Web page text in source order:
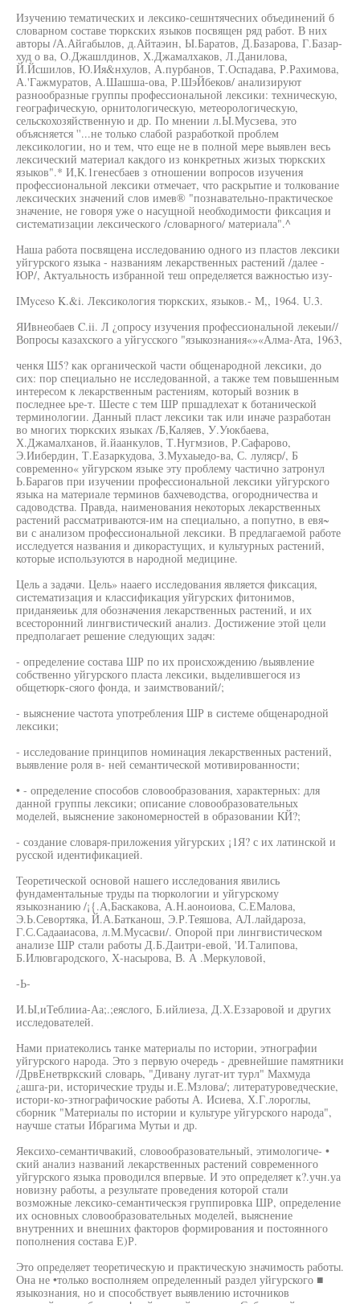
Изучению тематических и лексико-сешнтячесних объединений б
словарном составе тюркских языков посвящен ряд работ. В них
авторы /А.Айгабылов, д.Айтаэин, Ы.Баратов, Д.Базарова, Г.Базар-
худ о ва, О.Джашлдинов, Х.Джамалхаков, Л.Данилова,
Й.Йсшилов, Ю.Ия&нхулов, А.пурбанов, Т.Оспадава, Р.Рахимова,
А.'Гажмуратов, А.Шашша-ова, Р.ШэЙбеков/ анализируют
разнообразные группы профессиональной лексики: техническую,
географическую, орнитологическую, метеорологическую,
сельскохозяйственную и др. По мнении л.Ы.Мусзева, это
объясняется ''...не только слабой разработкой проблем
лексикологии, но и тем, что еще не в полной мере выявлен весь
лексический материал какдого из конкретных жизых тюркских
языков".* И,К.1генесбаев з отношении вопросов изучения
профессиональной лексики отмечает, что раскрытие и толкование
лексических значений слов имев® "познавательно-практическое
значение, не говоря уже о насущной необходимости фиксация и
систематизации лексического /словарного/ материала".^
Наша работа посвящена исследованию одного из пластов лексики
уйгурского языка - названиям лекарственных растений /далее -
ЮР/, Актуальность избранной теш определяется важностью изу-
IMyceso K.&i. Лексикология тюркских, языков.- М,, 1964. U.3.
ЯИвнеобаев C.ii. Л ¿опросу изучения профессиональной лекеыи//
Вопросы казахского а уйгусского "языкознания«»«Алма-Ата, 1963,
ченкя Ш5? как органической части общенародной лексики, до
сих: пор специально не исследованной, а также тем повышенным
интересом к лекарственным растениям, который возник в
последнее ьре-т. Шесте с тем ШР пршадлехат к ботанической
терминологии. Данный пласт лексики так или иначе разработан
во многих тюркских языках /Б,Каляев, У.Уюкбаева,
Х.Джамалханов, й.йаанкулов, Т.Нугмзиов, Р.Сафарово,
Э.Иибердин, Т.Еазаркудова, З.Мухаыедо-ва, С. луляср/, Б
современно« уйгурском языке эту проблему частично затронул
Ь.Барагов при изучении профессиональной лексики уйгурского
языка на материале терминов бахчеводства, огородничества и
садоводства. Правда, наименования некоторых лекарственных
растений рассматриваются-им на специально, а попутно, в евя~
ви с анализом профессиональной лексики. В предлагаемой работе
исследуется названия и дикорастущих, и культурных растений,
которые используются в народной медицине.
Цель а задачи. Цель» нааего исследования является фиксация,
систематизация и классификация уйгурских фитонимов,
приданяеиьк для обозначения лекарственных растений, и их
всесторонний лингвистический анализ. Достижение этой цели
предполагает решение следующих задач:
- определение состава ШР по их происхождению /выявление
собственно уйгурского пласта лексики, выделившегося из
общетюрк-сяого фонда, и заимствований/;
- выяснение частота употребления ШР в системе общенародной
лексики;
- исследование принципов номинация лекарственных растений,
выявление роля в- ней семантической мотивированности;
• - определение способов словообразования, характерных: для
данной группы лексики; описание словообразовательных
моделей, выяснение закономерностей в образовании КЙ?;
- создание словаря-приложения уйгурских ¡1Я? с их латинской и
русской идентификацией.
Теоретической основой нашего исследования явились
фундаментальные труды па тюркологии и уйгурскому
языкознанию /¡{.А,Баскакова, А.Н.аоноиова, С.ЕМалова,
Э.Ь.Севортяка, Й.А.Батканош, Э.Р.Теяшова, АЛ.лайдароза,
Г.С.Садааиасова, л.М.Мусасви/. Опорой при лингвистическом
анализе ШР стали работы Д.Б.Даитри-евой, 'И.Талипова,
Б.Илювгародского, Х-насырова, В. А .Меркуловой,
-Ь-
И.Ы,иТеблииа-Аа;.;еяслого, Б.ийлиеза, Д.Х.Еззаровой и других
исследователей.
Нами приатеколись танке материалы по истории, этнографии
уйгурского народа. Это з первую очередь - древнейшие памятники
/ДрвЕнетвркский словарь, "Дивану лугат-ит турл" Махмуда
¿ашга-ри, исторические труды и.Е.Мзлова/; литературоведческие,
истори-ко-зтнографичоские работы А. Исиева, Х.Г.лороглы,
сборник "Материалы по истории и культуре уйгурского народа",
научше статьи Ибрагима Мутьи и др.
Яексихо-семантичвакий, словообразовательный, этимологиче- •
ский анализ названий лекарственных растений современного
уйгурского языка проводился впервые. И это определяет к?.учн.уа
новизну работы, а результате проведения которой стали
возможные лексико-семантическэя группировка ШР, определение
их основных словообразовательных моделей, выяснение
внутренних и внешних факторов формирования и постоянного
пополнения состава Е)Р.
Это определяет теоретическую и практическую значимость работы.
Она не •только восполняем определенный раздел уйгурского ■
языкознания, но и способствует выявлению источников